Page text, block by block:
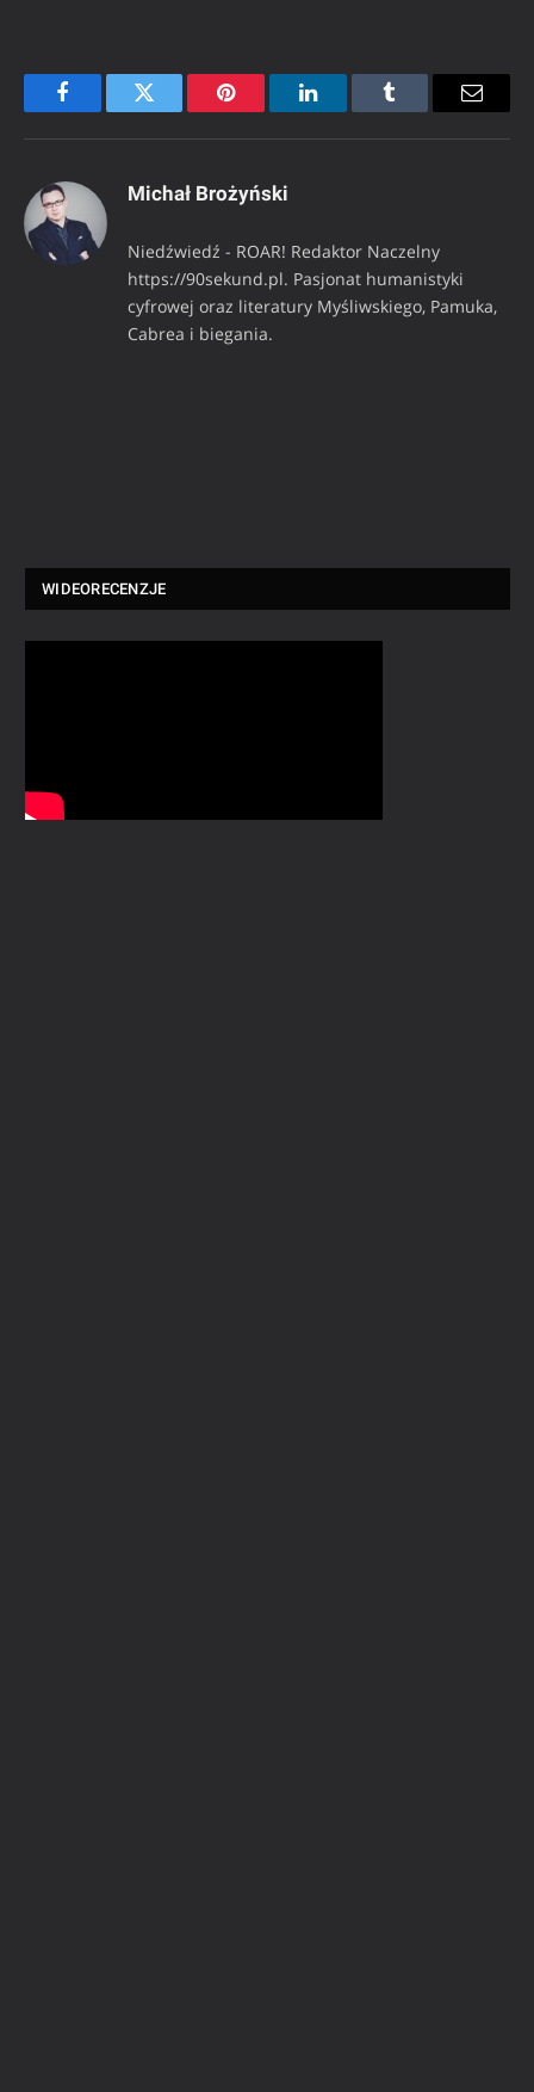
FacebookTwitter Pinterest LinkedInTumblr Email
Michał Brożyński
Niedźwiedź - ROAR! Redaktor Naczelny
https://90sekund.pl. Pasjonat humanistyki
cyfrowej oraz literatury Myśliwskiego, Pamuka,
Cabrea i biegania.
WIDEORECENZJE